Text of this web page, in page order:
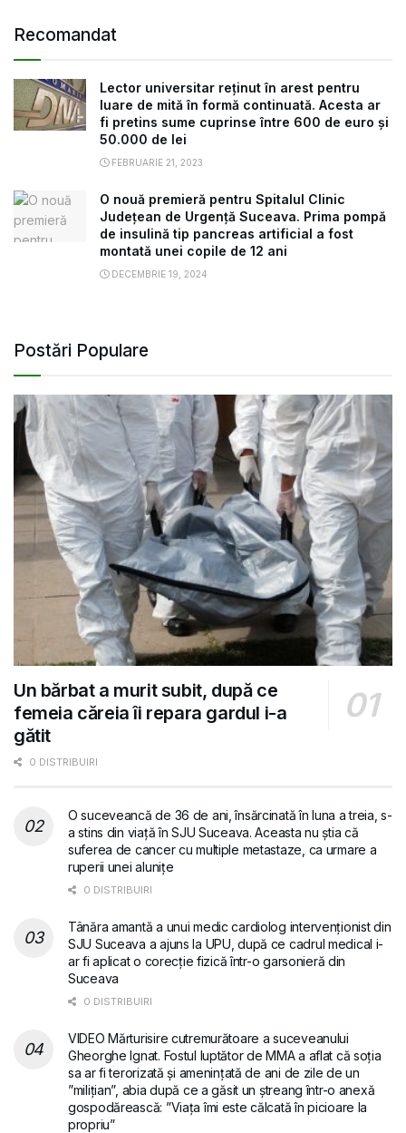
Recomandat
Lector universitar reținut în arest pentru
luare de mită în formă continuată. Acesta ar
fi pretins sume cuprinse între 600 de euro și
50.000 de lei
FEBRUARIE 21, 2023
O nouă premieră pentru Spitalul Clinic
Județean de Urgență Suceava. Prima pompă
de insulină tip pancreas artificial a fost
montată unei copile de 12 ani
DECEMBRIE 19, 2024
Postări Populare
Un bărbat a murit subit, după ce
femeia căreia îi repara gardul i-a
gătit
0 DISTRIBUIRI
O suceveancă de 36 de ani, însărcinată în luna a treia, s-
a stins din viață în SJU Suceava. Aceasta nu știa că
suferea de cancer cu multiple metastaze, ca urmare a
ruperii unei alunițe
0 DISTRIBUIRI
Tânăra amantă a unui medic cardiolog intervenționist din
SJU Suceava a ajuns la UPU, după ce cadrul medical i-
ar fi aplicat o corecție fizică într-o garsonieră din
Suceava
0 DISTRIBUIRI
VIDEO Mărturisire cutremurătoare a suceveanului
Gheorghe Ignat. Fostul luptător de MMA a aflat că soția
sa ar fi terorizată și amenințată de ani de zile de un
”milițian”, abia după ce a găsit un ștreang într-o anexă
gospodărească: ”Viața îmi este călcată în picioare la
propriu”